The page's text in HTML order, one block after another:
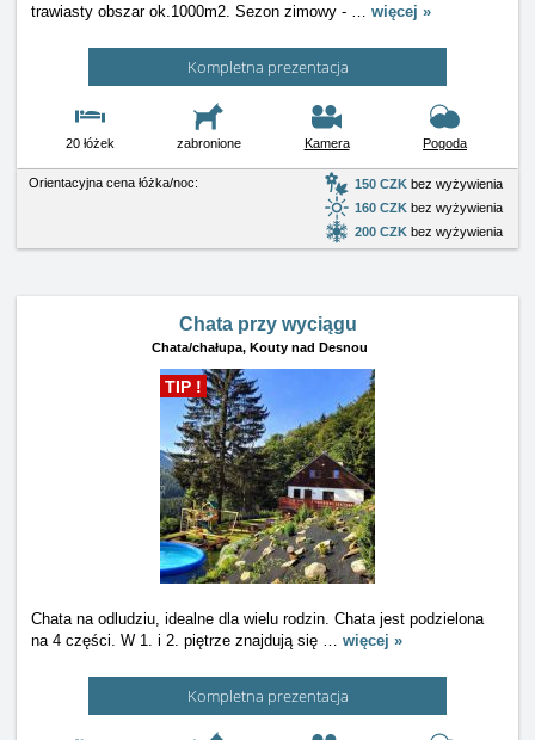
trawiasty obszar ok.1000m2. Sezon zimowy - … więcej »
Kompletna prezentacja
20 łóżek zabronione Kamera Pogoda
Orientacyjna cena łóżka/noc: 150 CZK bez wyżywienia
160 CZK bez wyżywienia
200 CZK bez wyżywienia
Chata przy wyciągu
Chata/chałupa, Kouty nad Desnou
TIP !
Chata na odludziu, idealne dla wielu rodzin. Chata jest podzielona
na 4 części. W 1. i 2. piętrze znajdują się … więcej »
Kompletna prezentacja